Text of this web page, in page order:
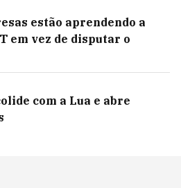
estão aprendendo a
em vez de disputar o
com a Lua e abre